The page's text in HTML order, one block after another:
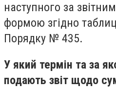
наступного за
формою згідно
Порядку № 435.
У який термін та за
подають звіт щодо